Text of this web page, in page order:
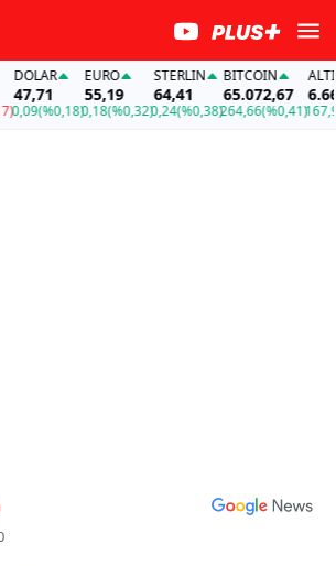
DOLAR
47,71
(%0,18)
EURO
55,19
0,18(%0,32)
STERLIN
64,41
0,24(%0,38)
BITCOIN
65.072,67
264,66(%0,41)
ALTIN
167,96